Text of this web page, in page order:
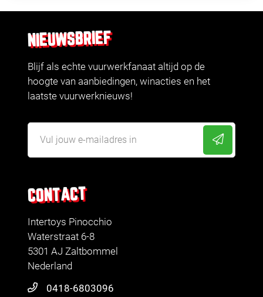
CONTACT
Intertoys Pinocchio
Waterstraat 6-8
5301 AJ Zaltbommel
Nederland
0418-6803096
NIEUWSBRIEF
Blijf als echte vuurwerkfanaat altijd op de
hoogte van aanbiedingen, winacties en het
laatste vuurwerknieuws!